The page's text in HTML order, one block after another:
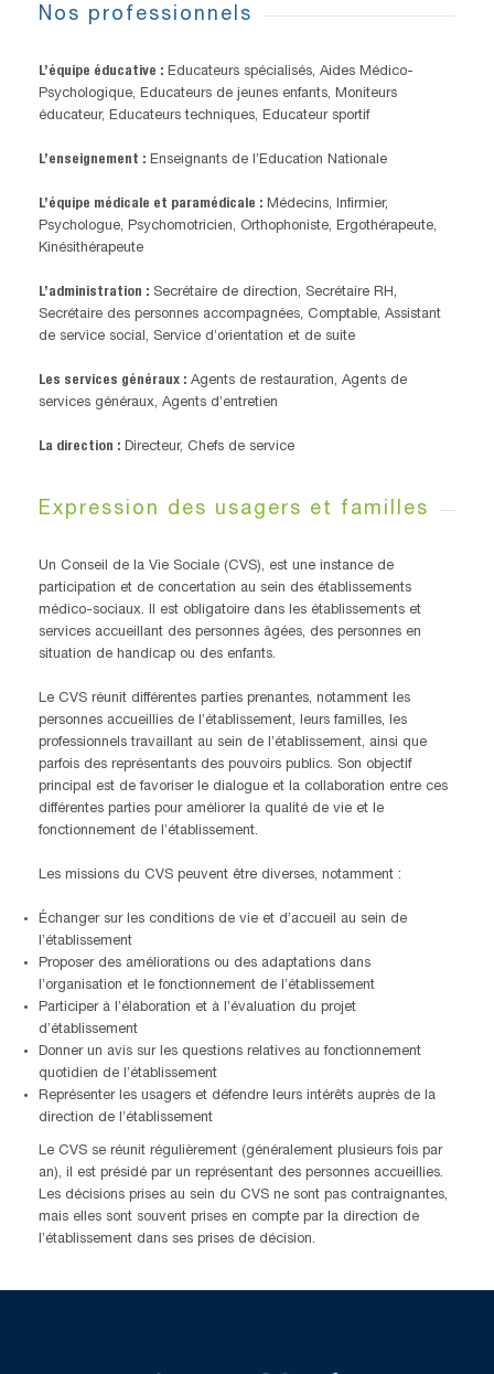
Nos professionnels
L’équipe éducative : Educateurs spécialisés, Aides Médico-
Psychologique, Educateurs de jeunes enfants, Moniteurs
éducateur, Educateurs techniques, Educateur sportif
L’enseignement : Enseignants de l’Education Nationale
L’équipe médicale et paramédicale : Médecins, Infirmier,
Psychologue, Psychomotricien, Orthophoniste, Ergothérapeute,
Kinésithérapeute
L’administration : Secrétaire de direction, Secrétaire RH,
Secrétaire des personnes accompagnées, Comptable, Assistant
de service social, Service d’orientation et de suite
Les services généraux : Agents de restauration, Agents de
services généraux, Agents d’entretien
La direction : Directeur, Chefs de service
Expression des usagers et familles
Un Conseil de la Vie Sociale (CVS), est une instance de
participation et de concertation au sein des établissements
médico-sociaux. Il est obligatoire dans les établissements et
services accueillant des personnes âgées, des personnes en
situation de handicap ou des enfants.
Le CVS réunit différentes parties prenantes, notamment les
personnes accueillies de l’établissement, leurs familles, les
professionnels travaillant au sein de l’établissement, ainsi que
parfois des représentants des pouvoirs publics. Son objectif
principal est de favoriser le dialogue et la collaboration entre ces
différentes parties pour améliorer la qualité de vie et le
fonctionnement de l’établissement.
Les missions du CVS peuvent être diverses, notamment :
Échanger sur les conditions de vie et d’accueil au sein de
l’établissement
Proposer des améliorations ou des adaptations dans
l’organisation et le fonctionnement de l’établissement
Participer à l’élaboration et à l’évaluation du projet
d’établissement
Donner un avis sur les questions relatives au fonctionnement
quotidien de l’établissement
Représenter les usagers et défendre leurs intérêts auprès de la
direction de l’établissement
Le CVS se réunit régulièrement (généralement plusieurs fois par
an), il est présidé par un représentant des personnes accueillies.
Les décisions prises au sein du CVS ne sont pas contraignantes,
mais elles sont souvent prises en compte par la direction de
l’établissement dans ses prises de décision.